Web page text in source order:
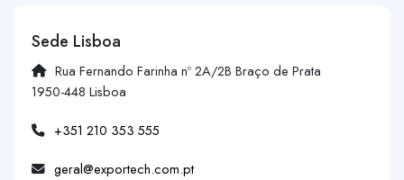
Sede Lisboa
Rua Fernando Farinha nº 2A/2B Braço de Prata
1950-448 Lisboa
+351 210 353 555
geral@exportech.com.pt